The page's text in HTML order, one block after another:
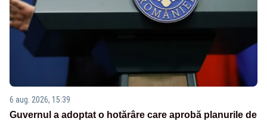
6 aug. 2026, 15:39
Guvernul a adoptat o hotărâre care aprobă planurile de